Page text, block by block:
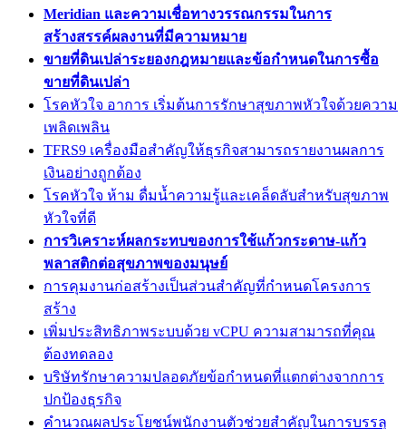
Meridian และความเชื่อทางวรรณกรรมในการ
สร้างสรรค์ผลงานที่มีความหมาย
ขายที่ดินเปล่าระยองกฎหมายและข้อกำหนดในการซื้อ
ขายที่ดินเปล่า
โรคหัวใจ อาการ เริ่มต้นการรักษาสุขภาพหัวใจด้วยความ
เพลิดเพลิน
TFRS9 เครื่องมือสำคัญให้ธุรกิจสามารถรายงานผลการ
เงินอย่างถูกต้อง
โรคหัวใจ ห้าม ดื่มน้ำความรู้และเคล็ดลับสำหรับสุขภาพ
หัวใจที่ดี
การวิเคราะห์ผลกระทบของการใช้แก้วกระดาษ-แก้ว
พลาสติกต่อสุขภาพของมนุษย์
การคุมงานก่อสร้างเป็นส่วนสำคัญที่กำหนดโครงการ
สร้าง
เพิ่มประสิทธิภาพระบบด้วย vCPU ความสามารถที่คุณ
ต้องทดลอง
บริษัทรักษาความปลอดภัยข้อกำหนดที่แตกต่างจากการ
ปกป้องธุรกิจ
คำนวณผลประโยชน์พนักงานตัวช่วยสำคัญในการบรรลุ